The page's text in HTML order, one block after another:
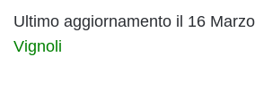
Ultimo aggiornamento il 16
Vignoli